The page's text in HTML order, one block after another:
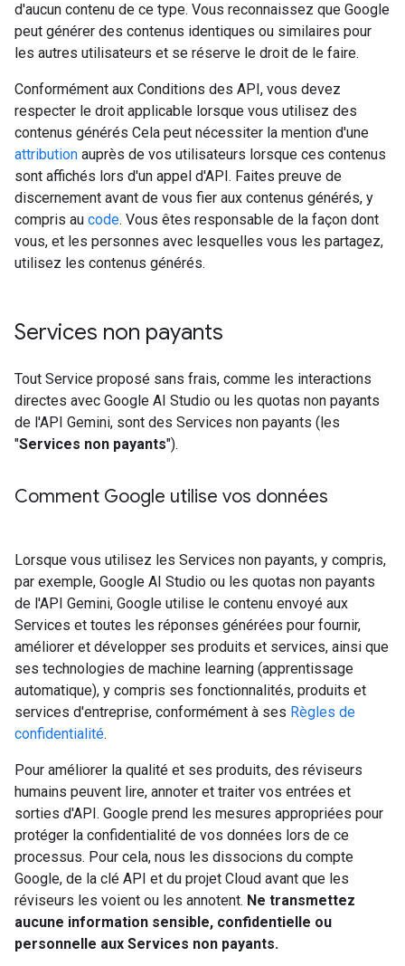
d'aucun contenu de ce type. Vous reconnaissez que Google
peut générer des contenus identiques ou similaires pour
les autres utilisateurs et se réserve le droit de le faire.
Conformément aux Conditions des API, vous devez
respecter le droit applicable lorsque vous utilisez des
contenus générés Cela peut nécessiter la mention d'une
attribution auprès de vos utilisateurs lorsque ces contenus
sont affichés lors d'un appel d'API. Faites preuve de
discernement avant de vous fier aux contenus générés, y
compris au code. Vous êtes responsable de la façon dont
vous, et les personnes avec lesquelles vous les partagez,
utilisez les contenus générés.
Services non payants
Tout Service proposé sans frais, comme les interactions
directes avec Google AI Studio ou les quotas non payants
de l'API Gemini, sont des Services non payants (les
"Services non payants").
Comment Google utilise vos données
Lorsque vous utilisez les Services non payants, y compris,
par exemple, Google AI Studio ou les quotas non payants
de l'API Gemini, Google utilise le contenu envoyé aux
Services et toutes les réponses générées pour fournir,
améliorer et développer ses produits et services, ainsi que
ses technologies de machine learning (apprentissage
automatique), y compris ses fonctionnalités, produits et
services d'entreprise, conformément à ses Règles de
confidentialité.
Pour améliorer la qualité et ses produits, des réviseurs
humains peuvent lire, annoter et traiter vos entrées et
sorties d'API. Google prend les mesures appropriées pour
protéger la confidentialité de vos données lors de ce
processus. Pour cela, nous les dissocions du compte
Google, de la clé API et du projet Cloud avant que les
réviseurs les voient ou les annotent. Ne transmettez
aucune information sensible, confidentielle ou
personnelle aux Services non payants.